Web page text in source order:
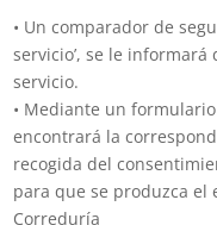
• Un comparador de
servicio’, se le
servicio.
• Mediante un
encontrará la
recogida del
para que se produzca el
Correduría